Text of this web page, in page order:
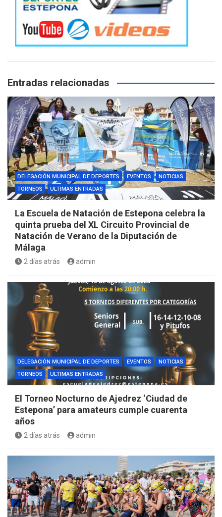
Entradas relacionadas
DELEGACIÓN MUNICIPAL DE DEPORTES EVENTOS
NOTICIAS
TORNEOS
ULTIMAS ENTRADAS
La Escuela de Natación de Estepona celebra la
quinta prueba del XL Circuito Provincial de
Natación de Verano de la Diputación de
Málaga
2 días atrás admin
DELEGACIÓN MUNICIPAL DE DEPORTES EVENTOS
NOTICIAS
TORNEOS
ULTIMAS ENTRADAS
El Torneo Nocturno de Ajedrez ‘Ciudad de
Estepona’ para amateurs cumple cuarenta
años
2 días atrás admin